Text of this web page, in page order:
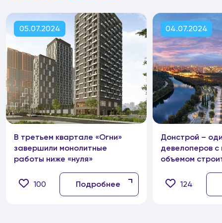
05.07.2024
В третьем квартале «Огни»
завершили монолитные
работы ниже «нуля»
100 Подробнее
04.07.2024
Донстрой –
девелоперов
объемом
124